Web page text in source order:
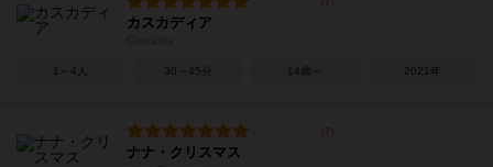
カスカディア
1～4人 30～45分 14歳～ 2021年
ナナ・クリスマス